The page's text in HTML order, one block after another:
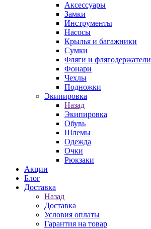
Аксессуары
Замки
Инструменты
Насосы
Крылья и багажники
Сумки
Фляги и флягодержатели
Фонари
Чехлы
Подножки
Экипировка
Назад
Экипировка
Обувь
Шлемы
Одежда
Очки
Рюкзаки
Акции
Блог
Доставка
Назад
Доставка
Условия оплаты
Гарантия на товар